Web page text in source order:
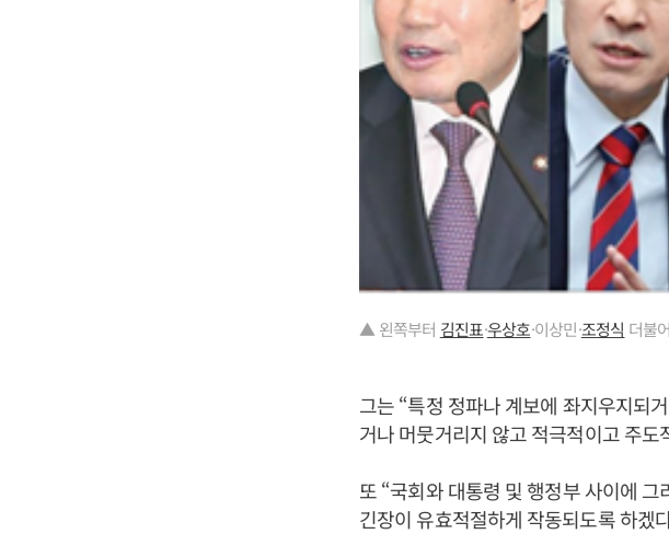
▲ 왼쪽부터 김진표·우상호·이상민·조정식 더불
그는 “특정 정파나 계보에 좌지우지되
거나 머뭇거리지 않고 적극적이고 주
또 “국회와 대통령 및 행정부 사이에
긴장이 유효적절하게 작동되도록 하겠